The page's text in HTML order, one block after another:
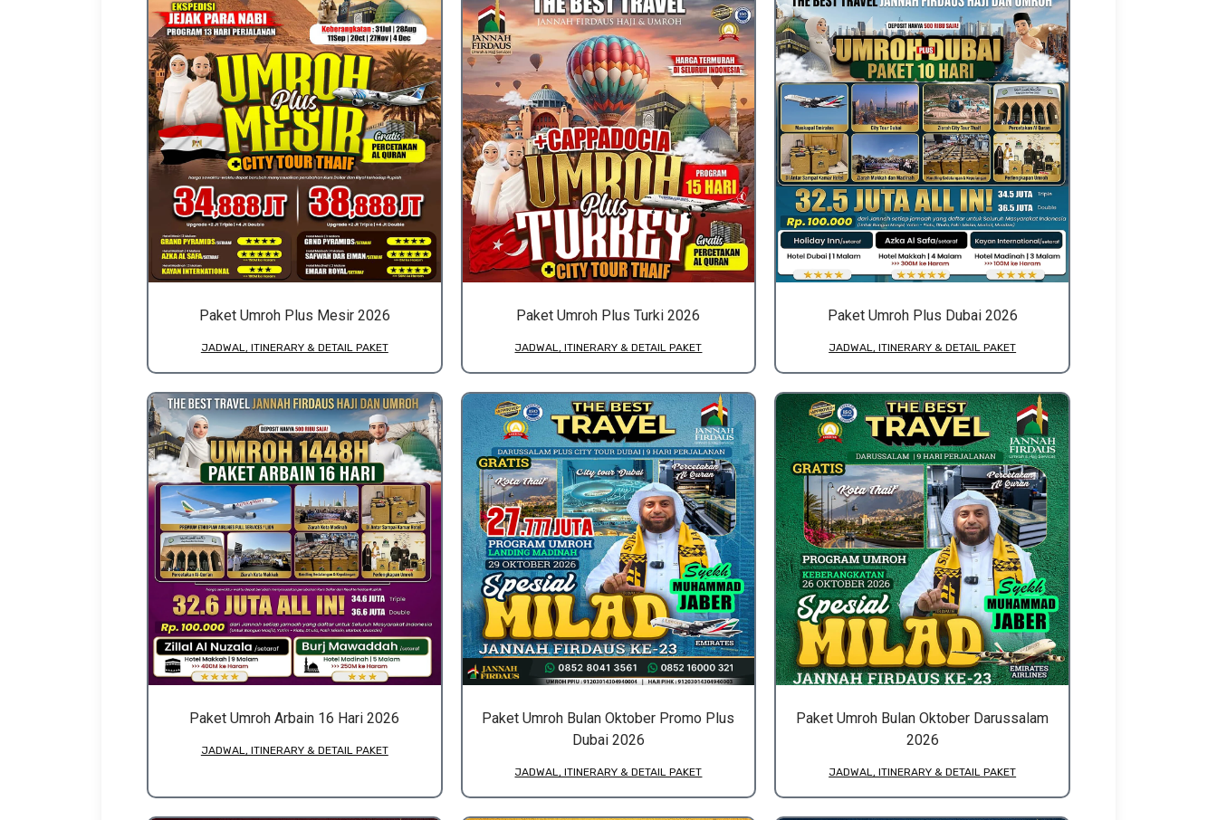
Paket Umroh Plus Mesir 2026
JADWAL, ITINERARY & DETAIL PAKET
Paket Umroh Plus Turki 2026
JADWAL, ITINERARY & DETAIL PAKET
Paket Umroh Plus Dubai 2026
JADWAL, ITINERARY & DETAIL PAKET
Paket Umroh Arbain 16 Hari 2026
JADWAL, ITINERARY & DETAIL PAKET
Paket Umroh Bulan Oktober Promo Plus
Dubai 2026
JADWAL, ITINERARY & DETAIL PAKET
Paket Umroh Bulan Oktober Darussalam
2026
JADWAL, ITINERARY & DETAIL PAKET